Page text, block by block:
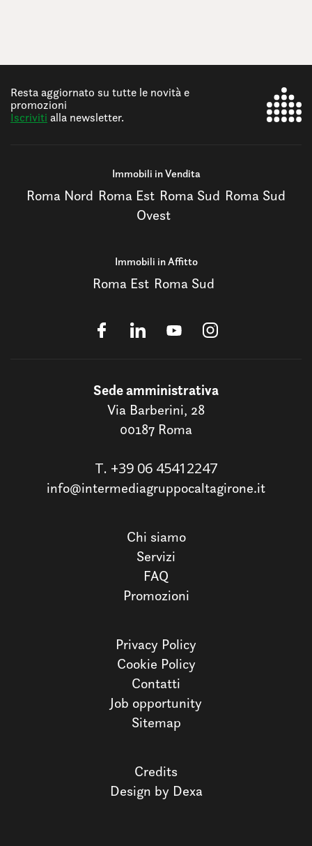
Resta aggiornato su tutte le novità e
promozioni
Iscriviti alla newsletter.
Immobili in Vendita
Roma Nord Roma Est Roma Sud Roma Sud
Ovest
Immobili in Affitto
Roma Est Roma Sud
Sede amministrativa
Via Barberini, 28
00187 Roma
T. +39 06 45412247
info@intermediagruppocaltagirone.it
Chi siamo
Servizi
FAQ
Promozioni
Privacy Policy
Cookie Policy
Contatti
Job opportunity
Sitemap
Credits
Design by Dexa